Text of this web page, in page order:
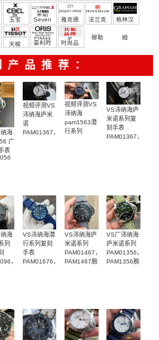
雅 米勒
玉宝 Seven
Friday
雅克德
罗
法兰克
穆勒
格林汉
姆
天梭 豪利时 时尚品
牌/原单
产品推荐：
海
广
表
视频评测VS
沛纳海庐米
诺
PAM01367，
视频评测VS
沛纳海
pam1563潜
行系列
VS沛纳海庐
米诺系列复
刻手表
PAM01367，
海
列
，
VS沛纳海潜
行系列复刻
手表
PAM01676，
VS沛纳海庐
米诺系列
PAM01467，
PAM1467腕
VS厂沛纳海
庐米诺系列
PAM01356，
PAM1356腕